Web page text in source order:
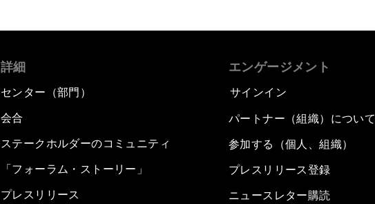
詳細
センター（部門）
会合
ステークホルダーのコミュニティ
「フォーラム・ストーリー」
プレスリリース
エンゲージメント
サインイン
パートナー（組織）につい
参加する（個人、組織）
プレスリリース登録
ニュースレター購読